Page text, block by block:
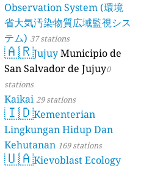
Observation System (環境
省大気汚染物質広域監視シス
テム) 37 stations
🇦🇷Jujuy Municipio de
San Salvador de Jujuy0
stations
Kaikai 29 stations
🇮🇩Kementerian
Lingkungan Hidup Dan
Kehutanan 169 stations
🇺🇦Kievoblast Ecology